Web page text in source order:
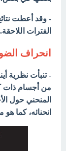
- وقد أعطت
الفترات اللاحقة.
انحراف
- تنبأت نظرية
من أجسام ذات
المنحني حول
انحنائه، كما